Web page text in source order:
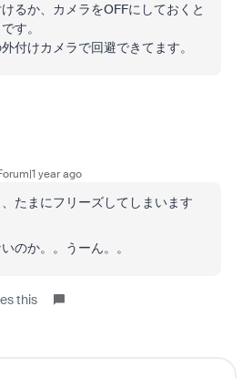
るか、カメラをOFFにしておくと
す。
付けカメラで回避できてます。
year ago
たまにフリーズしてしまいます
のか。。うーん。。
this